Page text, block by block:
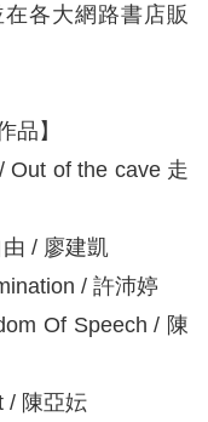
各大網路書店販
品】
Out of the cave 走
/ 廖建凱
/ 許沛婷
Of Speech / 陳
/ 陳亞妘